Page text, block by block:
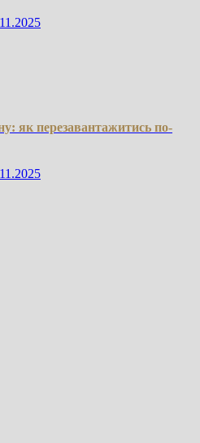
як перезавантажитись по-